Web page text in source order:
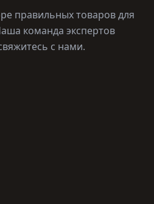
правильных товаров для
команда экспертов
с нами.